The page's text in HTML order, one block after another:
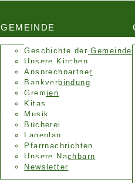
GEMEINDE
Geschichte der Gemeinde
Unsere Kirchen
Ansprechpartner
Bankverbindung
Gremien
Kitas
Musik
Bücherei
Lageplan
Pfarrnachrichten
Unsere Nachbarn
Newsletter